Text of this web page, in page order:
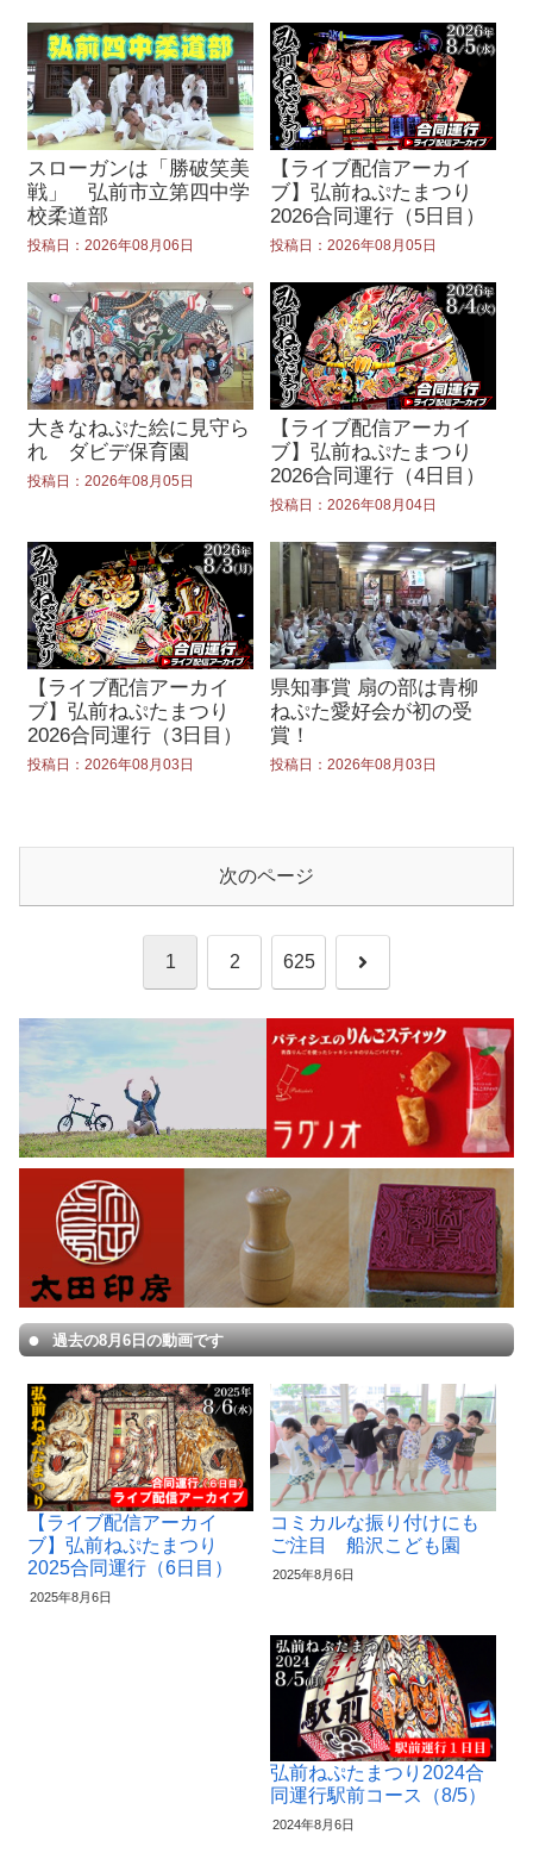
スローガンは「勝破笑美
戦」 弘前市立第四中学
校柔道部
投稿日：2026年08月06日
【ライブ配信アーカイ
ブ】弘前ねぷたまつり
2026合同運行（5日目）
投稿日：2026年08月05日
大きなねぷた絵に見守ら
れ ダビデ保育園
投稿日：2026年08月05日
【ライブ配信アーカイ
ブ】弘前ねぷたまつり
2026合同運行（4日目）
投稿日：2026年08月04日
【ライブ配信アーカイ
ブ】弘前ねぷたまつり
2026合同運行（3日目）
投稿日：2026年08月03日
県知事賞 扇の部は青柳
ねぷた愛好会が初の受
賞！
投稿日：2026年08月03日
次のページ
1 2 625 次
過去の8月6日の動画です
【ライブ配信アーカイ
ブ】弘前ねぷたまつり
2025合同運行（6日目）
2025年8月6日
コミカルな振り付けにも
ご注目 船沢こども園
2025年8月6日
弘前ねぷたまつり2024合
同運行駅前コース（8/5）
2024年8月6日